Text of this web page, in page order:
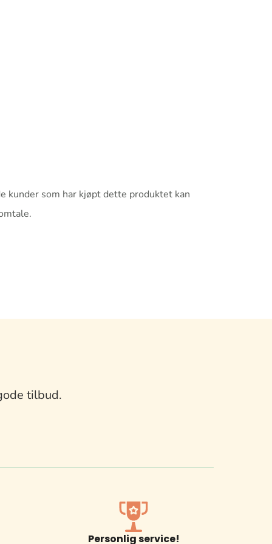
kunder som har kjøpt dette produktet kan
tilbud.
Personlig service!